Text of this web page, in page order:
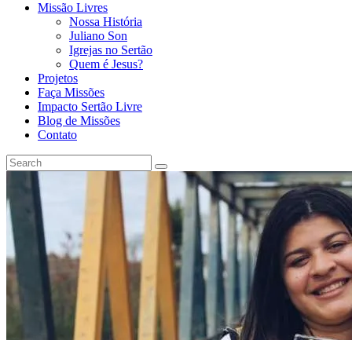
Missão Livres
Nossa História
Juliano Son
Igrejas no Sertão
Quem é Jesus?
Projetos
Faça Missões
Impacto Sertão Livre
Blog de Missões
Contato